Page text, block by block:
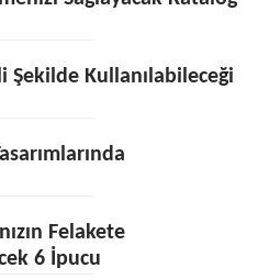
Kullanılabileceği
Felakete
6 İpucu